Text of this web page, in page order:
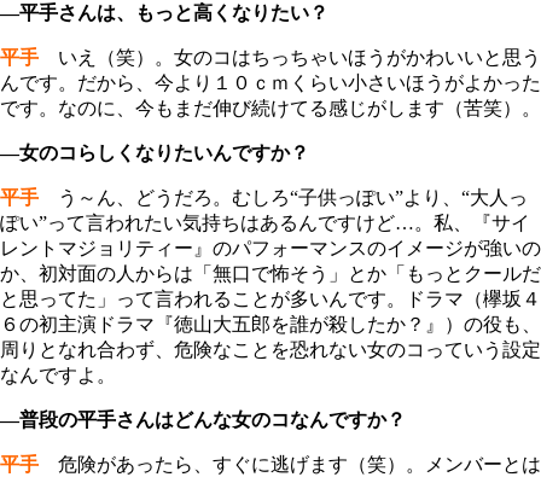
―平手さんは、もっと高くなりたい？
平手 いえ（笑）。女のコはちっちゃいほうがかわいいと思う
んです。だから、今より１０ｃｍくらい小さいほうがよかった
です。なのに、今もまだ伸び続けてる感じがします（苦笑）。
―女のコらしくなりたいんですか？
平手 う～ん、どうだろ。むしろ“子供っぽい”より、“大人っ
ぽい”って言われたい気持ちはあるんですけど…。私、『サイ
レントマジョリティー』のパフォーマンスのイメージが強いの
か、初対面の人からは「無口で怖そう」とか「もっとクールだ
と思ってた」って言われることが多いんです。ドラマ（欅坂４
６の初主演ドラマ『徳山大五郎を誰が殺したか？』）の役も、
周りとなれ合わず、危険なことを恐れない女のコっていう設定
なんですよ。
―普段の平手さんはどんな女のコなんですか？
平手 危険があったら、すぐに逃げます（笑）。メンバーとは